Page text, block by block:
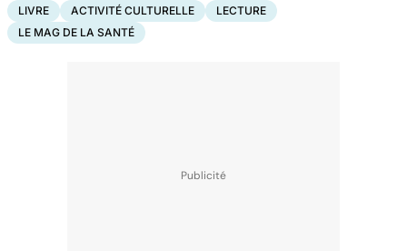
LIVRE ACTIVITÉ CULTURELLE
LECTURE
LE MAG DE LA SANTÉ